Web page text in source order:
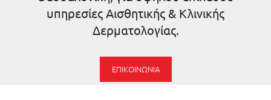
υπηρεσίες Αισθητικής & Κλινικής
Δερματολογίας.
ΕΠΙΚΟΙΝΩΝΊΑ